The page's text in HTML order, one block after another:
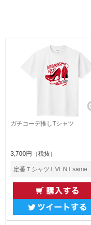
ガチコーデ推しTシャツ
3,700円（税抜）
定番Ｔシャツ EVENT same